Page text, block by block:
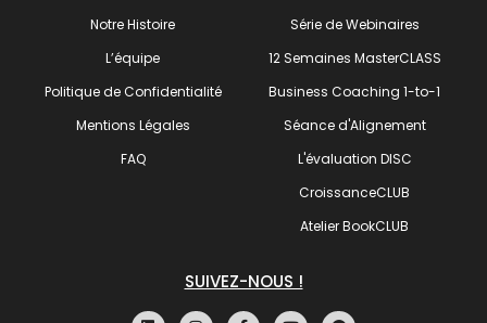
Notre Histoire
L’équipe
Politique de Confidentialité
Mentions Légales
FAQ
Série de Webinaires
12 Semaines MasterCLASS
Business Coaching 1-to-1
Séance d'Alignement
L'évaluation DISC
CroissanceCLUB
Atelier BookCLUB
SUIVEZ-NOUS !